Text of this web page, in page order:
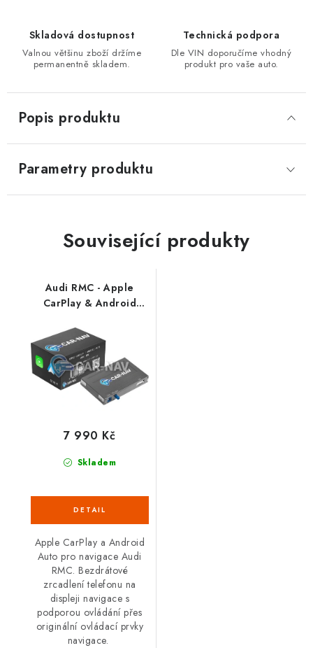
Skladová dostupnost
Valnou většinu zboží držíme
permanentně skladem.
Technická podpora
Dle VIN doporučíme vhodný
produkt pro vaše auto.
Popis produktu
Parametry produktu
Související produkty
Audi RMC - Apple
CarPlay & Android
Skladem
7 990 Kč
Apple CarPlay a Android
Auto pro navigace Audi
RMC. Bezdrátové
zrcadlení telefonu na
displeji navigace s
podporou ovládání přes
originální ovládací prvky
navigace.